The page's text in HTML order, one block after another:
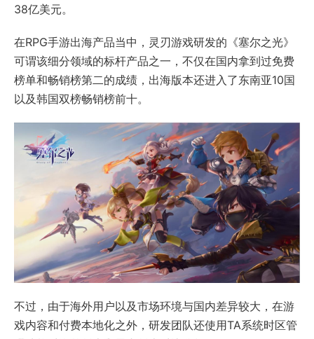
38亿美元。
在RPG手游出海产品当中，灵刃游戏研发的《塞尔之光》
可谓该细分领域的标杆产品之一，不仅在国内拿到过免费
榜单和畅销榜第二的成绩，出海版本还进入了东南亚10国
以及韩国双榜畅销榜前十。
不过，由于海外用户以及市场环境与国内差异较大，在游
戏内容和付费本地化之外，研发团队还使用TA系统时区管